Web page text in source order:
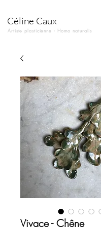
Céline Caux
Artiste plasticienne - Homo naturalis
Vivace - Chêne